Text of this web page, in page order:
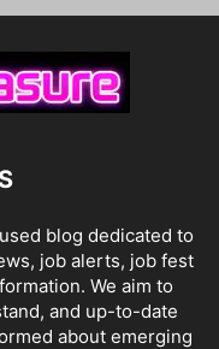
blog dedicated to
job alerts, job fest
We aim to
and up-to-date
about emerging